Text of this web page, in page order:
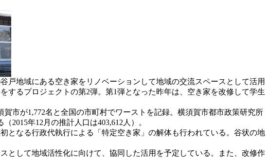
戸地域にある空き家をリノベーションして地域の交流スペースとして活用
するプロジェクトの第2弾。第1弾となった昨年は、空き家を改修して学生
市が1,772名と全国の市町村でワーストを記録。横須賀市都市政策研究所
2015年12月の推計人口は403,612人）。
となる行政代執行による「特定空き家」の解体も行われている。谷状の地
して地域活性化に向けて、協同した活用を予定している。また、改修作